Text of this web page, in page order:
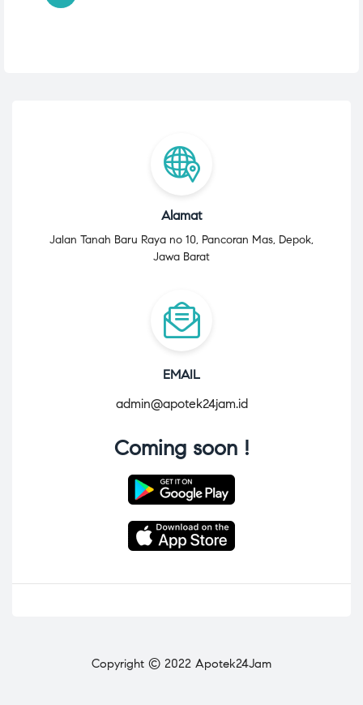
Alamat
Jalan Tanah Baru Raya no 10, Pancoran Mas, Depok,
Jawa Barat
EMAIL
admin@apotek24jam.id
Coming soon !
Copyright © 2022 Apotek24Jam